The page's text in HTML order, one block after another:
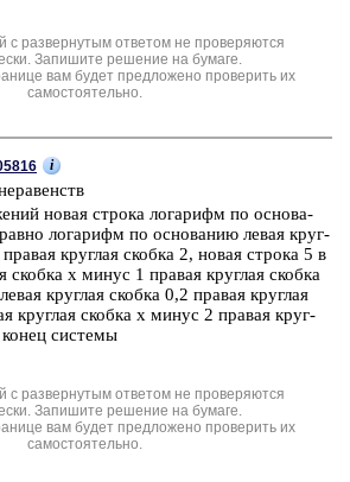
с развернутым ответом не проверяются
Запишите решение на бумаге.
вам будет предложено проверить их
самостоятельно.
i
с развернутым ответом не проверяются
Запишите решение на бумаге.
вам будет предложено проверить их
самостоятельно.